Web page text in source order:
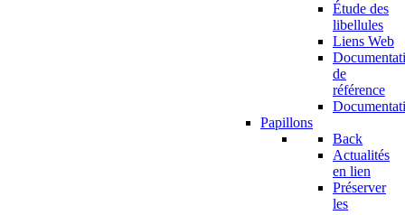
Étude des
libellules
Liens Web
de
référence
Papillons
Back
Actualités
en lien
Préserver
les